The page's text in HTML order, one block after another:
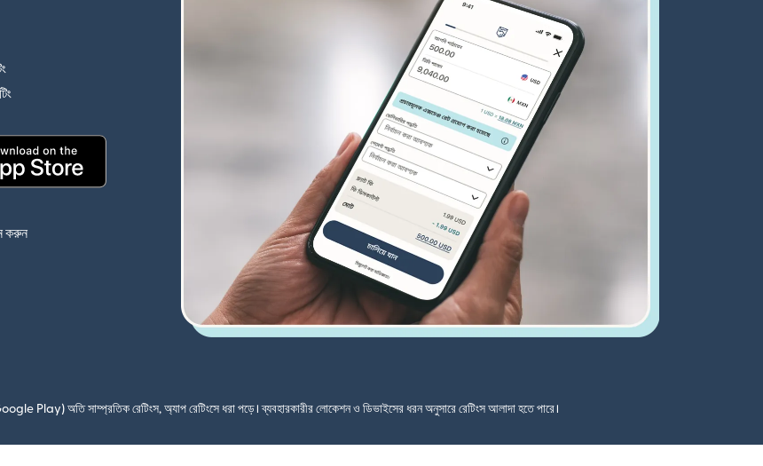
করুন
Play) অতি সাম্প্রতিক রেটিংস, অ্যাপ রেটিংসে ধরা পড়ে। ব্যবহারকারীর লোকেশন ও ডিভাইসের ধরন অনুসারে রেটিংস আলাদা হতে পারে।